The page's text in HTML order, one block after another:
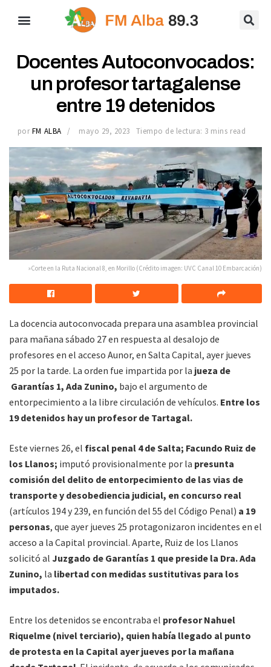
Docentes Autoconvocados:
un profesor tartagalense
entre 19 detenidos
por FM ALBA mayo 29, 2023 Tiempo de lectura: 3 mins read
»Corte en la Ruta Nacional 8, en Morillo (Crédito imagen: UVC Canal 10 Embarcación)
La docencia autoconvocada prepara una asamblea provincial
para mañana sábado 27 en respuesta al desalojo de
profesores en el acceso Aunor, en Salta Capital, ayer jueves
25 por la tarde. La orden fue impartida por la jueza de
Garantías 1, Ada Zunino, bajo el argumento de
entorpecimiento a la libre circulación de vehículos. Entre los
19 detenidos hay un profesor de Tartagal.
Este viernes 26, el fiscal penal 4 de Salta; Facundo Ruiz de
los Llanos; imputó provisionalmente por la presunta
comisión del delito de entorpecimiento de las vias de
transporte y desobediencia judicial, en concurso real
(artículos 194 y 239, en función del 55 del Código Penal) a 19
personas, que ayer jueves 25 protagonizaron incidentes en el
acceso a la Capital provincial. Aparte, Ruiz de los Llanos
solicitó al Juzgado de Garantías 1 que preside la Dra. Ada
Zunino, la libertad con medidas sustitutivas para los
imputados.
Entre los detenidos se encontraba el profesor Nahuel
Riquelme (nivel terciario), quien había llegado al punto
de protesta en la Capital ayer jueves por la mañana